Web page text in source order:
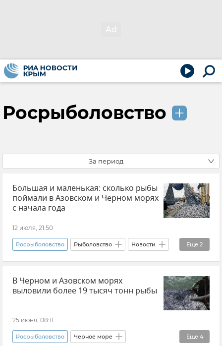
Росрыболовство
За период
Большая и маленькая: сколько рыбы
поймали в Азовском и Черном морях
с начала года
12 июля, 21:50
Еще 2
Росрыболовство Рыболовство Новости
Азовское море Черное море
В Черном и Азовском морях
выловили более 19 тысяч тонн рыбы
25 июня, 08:11
Еще 4
Росрыболовство Черное море